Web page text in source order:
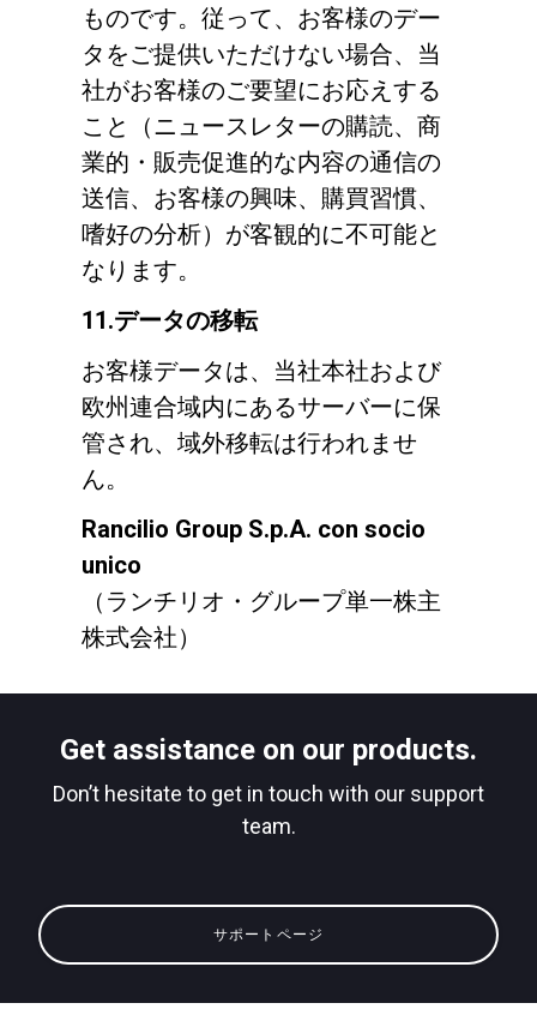
ものです。従って、お客様のデー
タをご提供いただけない場合、当
社がお客様のご要望にお応えする
こと（ニュースレターの購読、商
業的・販売促進的な内容の通信の
送信、お客様の興味、購買習慣、
嗜好の分析）が客観的に不可能と
なります。
11.データの移転
お客様データは、当社本社および
欧州連合域内にあるサーバーに保
管され、域外移転は行われませ
ん。
Rancilio Group S.p.A. con socio
unico
（ランチリオ・グループ単一株主
株式会社）
Get assistance on our products.
Don’t hesitate to get in touch with our support
team.
サポートページ